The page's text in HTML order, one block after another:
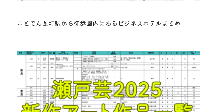
ことでん瓦町駅から徒歩圏内にあるビジネスホテルまとめ